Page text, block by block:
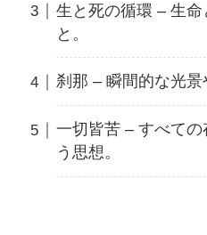
生と死の循環 – 生命
と。
刹那 – 瞬間的な光景
一切皆苦 – すべて
う思想。